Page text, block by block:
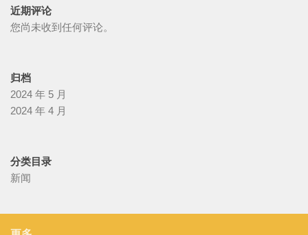
近期评论
您尚未收到任何评论。
归档
2024 年 5 月
2024 年 4 月
分类目录
新闻